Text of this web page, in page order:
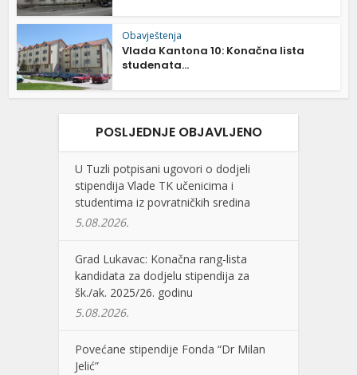
Obavještenja
Vlada Kantona 10: Konačna lista
studenata...
POSLJEDNJE OBJAVLJENO
U Tuzli potpisani ugovori o dodjeli
stipendija Vlade TK učenicima i
studentima iz povratničkih sredina
5.08.2026.
Grad Lukavac: Konačna rang-lista
kandidata za dodjelu stipendija za
šk./ak. 2025/26. godinu
5.08.2026.
Povećane stipendije Fonda “Dr Milan
Jelić”